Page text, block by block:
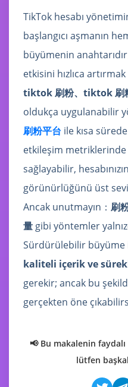
TikTok hesabı
başlangıcı aşmanın
büyümenin
etkisini hızlıca
tiktok 刷粉、tiktok 刷
oldukça uygulanabilir
刷粉平台 ile kısa
etkileşim metriklerinde
sağlayabilir,
görünürlüğünü üst
Ancak unutmayın： 刷
量 gibi yöntemler
Sürdürülebilir büyüme
kaliteli içerik ve
gerekir; ancak bu
gerçekten öne
📢 Bu makalenin
lütfen